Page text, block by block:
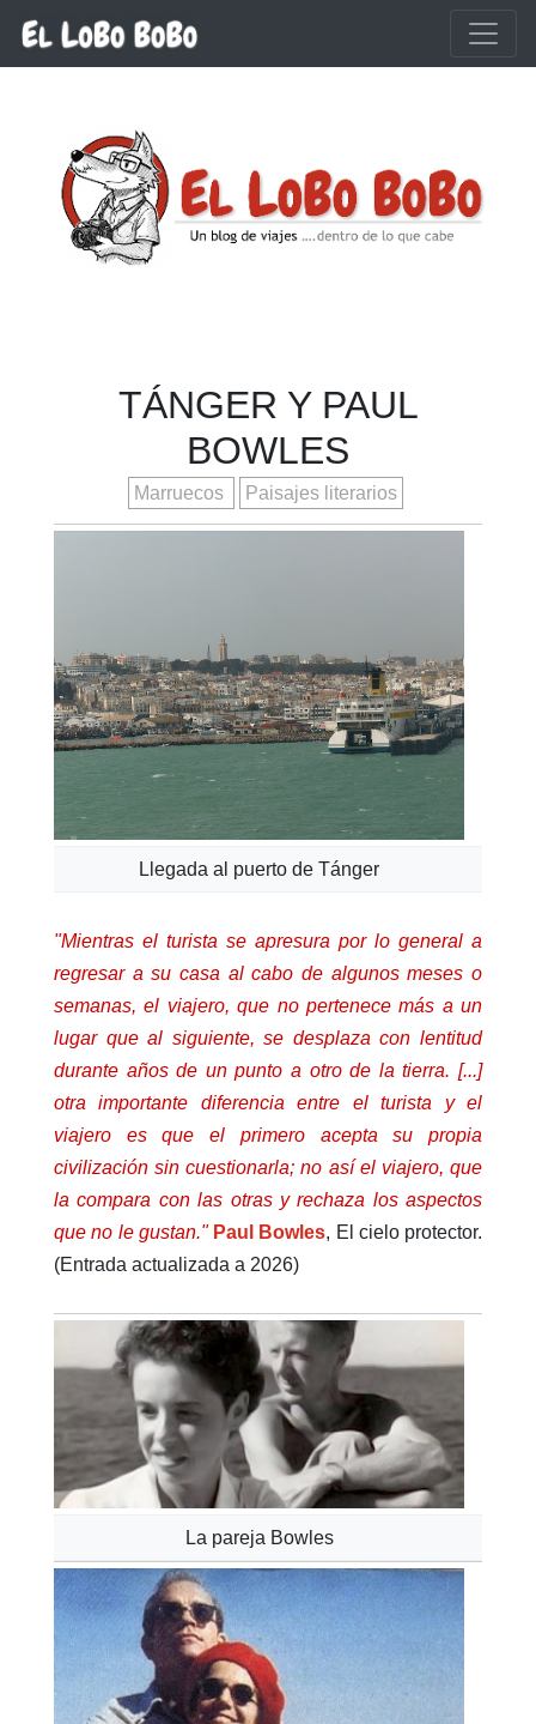
Ir al contenido principal
TÁNGER Y PAUL
BOWLES
Marruecos Paisajes literarios
Llegada al puerto de Tánger
"Mientras el turista se apresura por lo general a
regresar a su casa al cabo de algunos meses o
semanas, el viajero, que no pertenece más a un
lugar que al siguiente, se desplaza con lentitud
durante años de un punto a otro de la tierra. [...]
otra importante diferencia entre el turista y el
viajero es que el primero acepta su propia
civilización sin cuestionarla; no así el viajero, que
la compara con las otras y rechaza los aspectos
que no le gustan." Paul Bowles, El cielo protector.
(Entrada actualizada a 2026)
La pareja Bowles